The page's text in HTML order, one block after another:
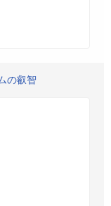
の叡智